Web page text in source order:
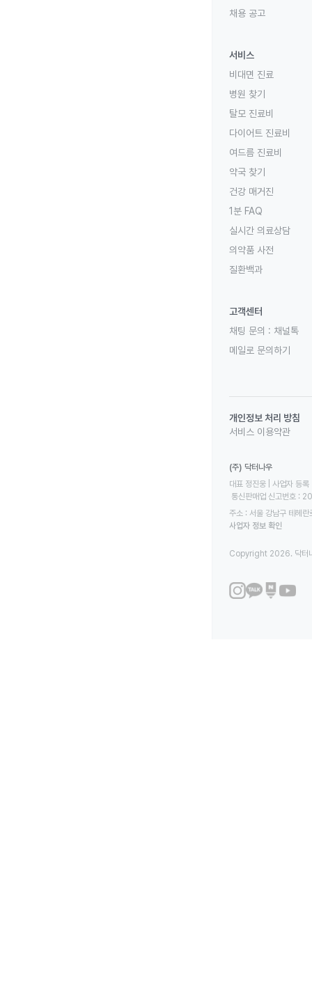
채용 공고
서비스
비대면 진료
병원 찾기
탈모 진료비
다이어트 진료비
여드름 진료비
약국 찾기
건강 매거진
1분 FAQ
실시간 의료상담
의약품 사전
질환백과
고객센터
채팅 문의 : 채널톡
메일로 문의하기
개인정보 처리 방침
서비스 이용약관
(주) 닥터나우
대표 정진웅 | 사업자
통신판매업 신고번호
주소 : 서울 강남구 테헤
사업자 정보 확인
Copyright 2026. 닥터